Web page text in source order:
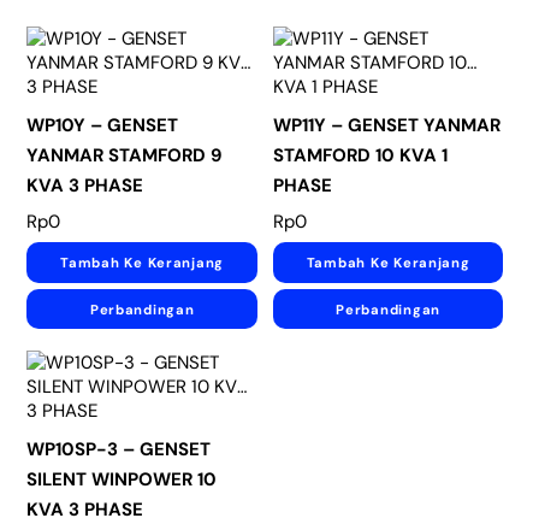
WP10Y – GENSET
YANMAR STAMFORD 9
KVA 3 PHASE
Rp0
Tambah Ke Keranjang
Perbandingan
WP11Y – GENSET YANMAR
STAMFORD 10 KVA 1
PHASE
Rp0
Tambah Ke Keranjang
Perbandingan
WP10SP-3 – GENSET
SILENT WINPOWER 10
KVA 3 PHASE